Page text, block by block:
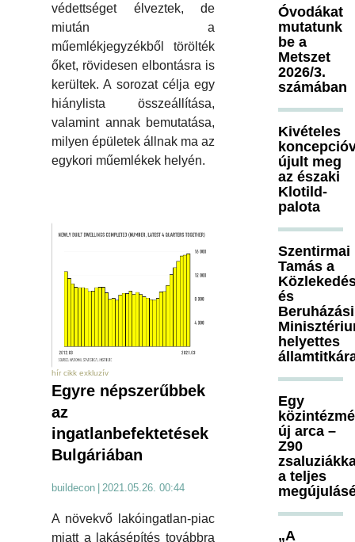
védettséget élveztek, de
miután a
műemlékjegyzékből törölték
őket, rövidesen elbontásra is
kerültek. A sorozat célja egy
hiánylista összeállítása,
valamint annak bemutatása,
milyen épületek állnak ma az
egykori műemlékek helyén.
hír cikk exkluzív
Egyre népszerűbbek
az
ingatlanbefektetések
Bulgáriában
buildecon 2021.05.26. 00:44
A növekvő lakóingatlan-piac
miatt a lakásépítés továbbra
Óvodákat
mutatunk
be a
Metszet
2026/3.
számában
Kivételes
újult meg
az északi
Klotild-
palota
Szentirmai
Tamás a
és
Beruházási
helyettes
Egy
új arca –
Z90
a teljes
„A